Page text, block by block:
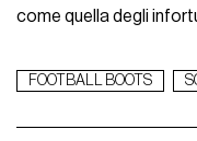
come quella degli
FOOTBALL BOOTS